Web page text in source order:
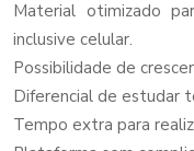
Material otimizado
inclusive celular.
Possibilidade de
Diferencial de estudar
Tempo extra para